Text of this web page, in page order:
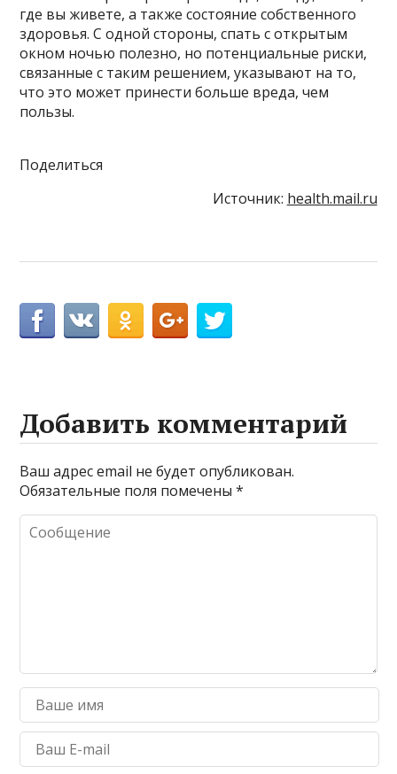
где вы живете, а также состояние собственного
здоровья. С одной стороны, спать с открытым
окном ночью полезно, но потенциальные риски,
связанные с таким решением, указывают на то,
что это может принести больше вреда, чем
пользы.
Поделиться
Источник: health.mail.ru
Добавить комментарий
Ваш адрес email не будет опубликован.
Обязательные поля помечены*